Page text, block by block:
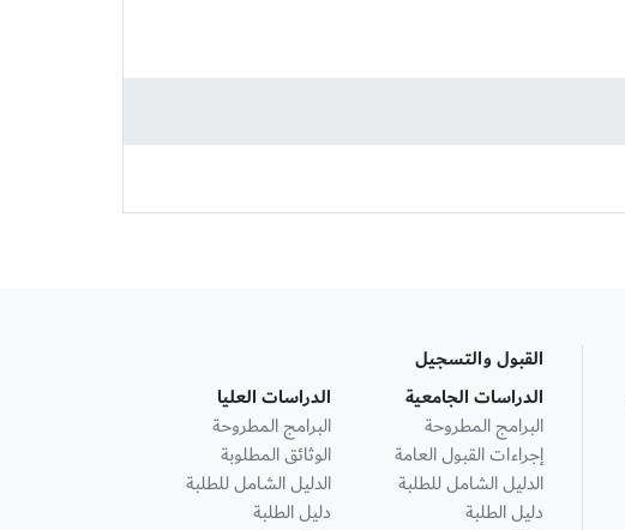
القبول والتسجيل
الدراسات الجامعية
البرامج المطروحة
إجراءات القبول العامة
الدليل الشامل للطلبة
دليل الطلبة
الدراسات العليا
البرامج المطروحة
الوثائق المطلوبة
الدليل الشامل للطلبة
دليل الطلبة